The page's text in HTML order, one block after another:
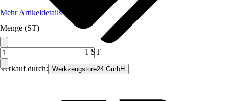
Verkauf durch: Werkzeugstore24 GmbH
Mehr Artikeldetails
Menge (ST)
1 ST